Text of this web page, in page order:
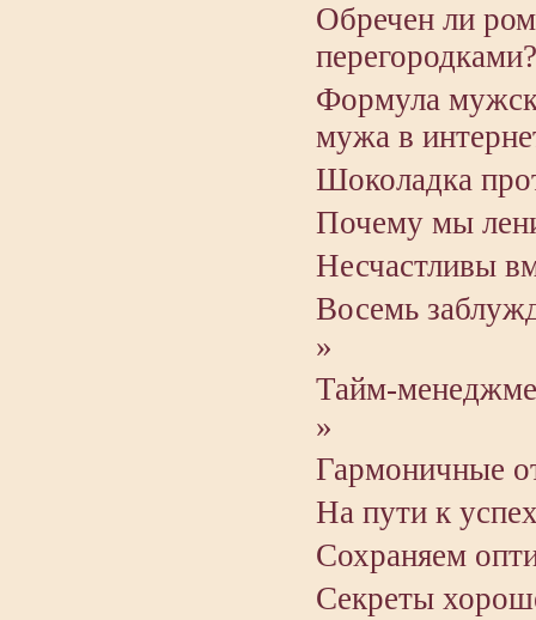
Обречен ли
Формула
мужа в
Шоколадка
Почему мы
Несчастливы
Восемь
»
Тайм-
»
Гармоничные
На пути к
Сохраняем
Секреты